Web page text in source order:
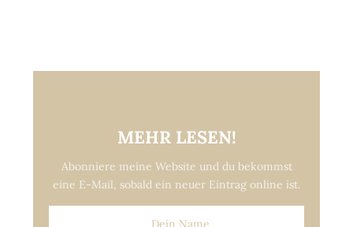
MEHR LESEN!
Abonniere meine Website und du bekommst
eine E-Mail, sobald ein neuer Eintrag online ist.